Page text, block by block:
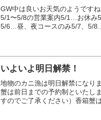
GW中は良いお天気のようです
5/1〜5/8の営業案内5/1…お休み
5/6…昼、夜コースのみ5/7、5/
いよいよ明日解禁！
地物のカニ漁は明日解禁になり
蟹は前日までの予約制といたし
すのでご了承ください）香箱蟹